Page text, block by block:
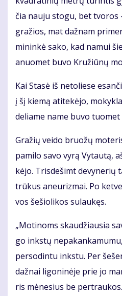
čia nau­ju sto­gu, bet tvo­ros
gra­žios, mat daž­nam
mi­nin­kė sa­ko, kad na­mui
anuo­met bu­vo Kru­žiū­nų
Kai Sta­sė iš ne­to­lie­se
į šį kie­mą ati­te­kė­jo,
de­lia­me na­me bu­vo
Gra­žių vei­do bruo­žų
pa­mi­lo sa­vo vy­rą Vy­tau­tą,
kė­jo. Tris­de­šimt de­vy­ne­rių
trū­kus aneu­riz­mai. Po
vos še­šio­li­kos su­lau­kęs.
„Mo­ti­noms skau­džiau­sia
go inks­tų
per­so­din­tu inks­tu. Per
daž­nai li­go­ni­nė­je prie jo
ris mė­ne­sius be